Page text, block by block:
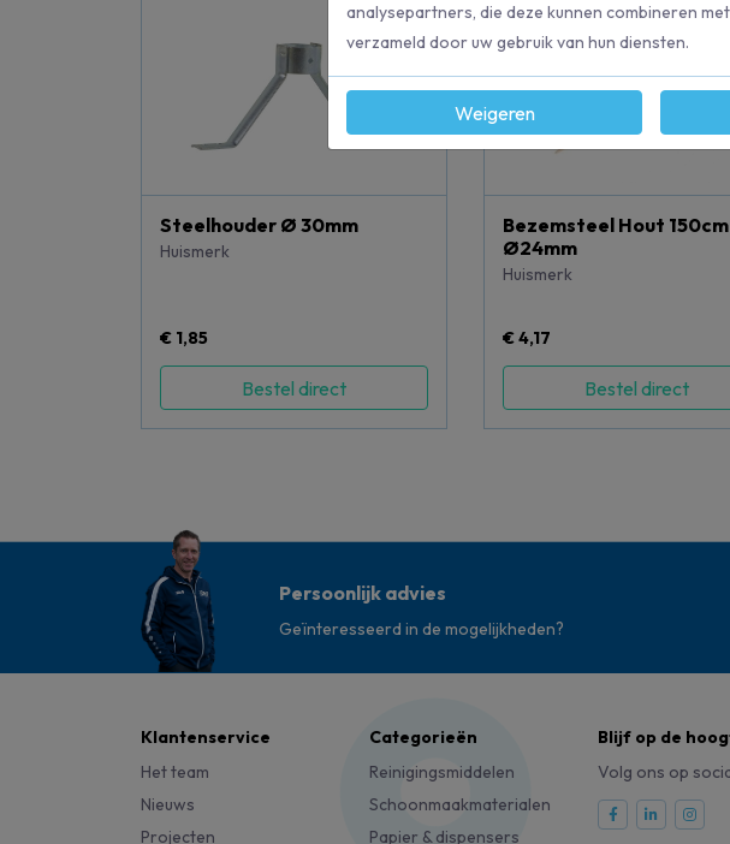
Steelhouder Ø 30mm
Huismerk
€ 1,85
Bestel direct
Bezemsteel Hout
Ø24mm
Huismerk
€ 4,17
Bestel direct
Persoonlijk advies
Geïnteresseerd in de mogelijkheden?
Klantenservice
Het team
Nieuws
Projecten
Categorieën
Reinigingsmiddelen
Schoonmaakmaterialen
Papier & dispensers
Blijf op de
Volg ons op
analysepartners, die deze kunnen combineren
verzameld door uw gebruik van hun diensten.
Weigeren